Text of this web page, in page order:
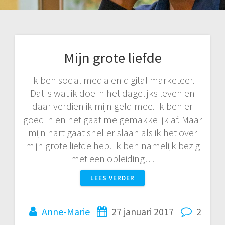
Mijn grote liefde
Ik ben social media en digital marketeer.
Dat is wat ik doe in het dagelijks leven en
daar verdien ik mijn geld mee. Ik ben er
goed in en het gaat me gemakkelijk af. Maar
mijn hart gaat sneller slaan als ik het over
mijn grote liefde heb. Ik ben namelijk bezig
met een opleiding…
LEES VERDER
Anne-Marie 27 januari 2017 2